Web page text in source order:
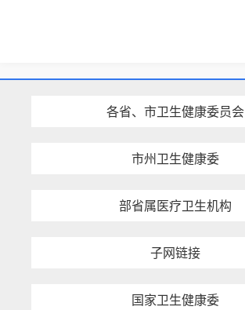
各省、市卫生健康委员会
市州卫生健康委
部省属医疗卫生机构
子网链接
国家卫生健康委